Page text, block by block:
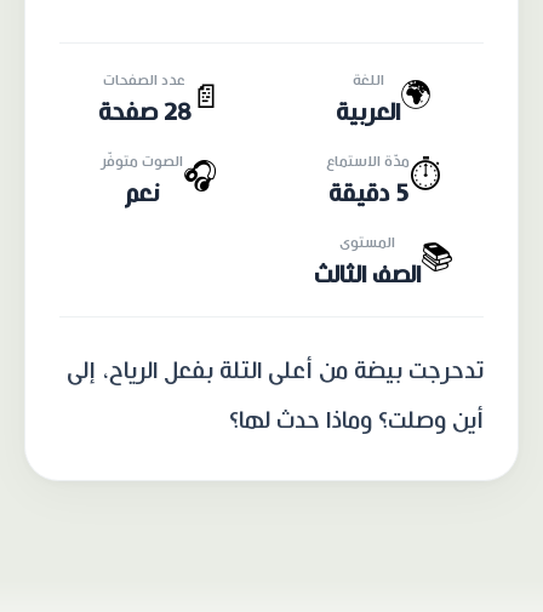
🌍 اللغة
العربية 📄
عدد الصفحات
28 صفحة
⏱️مدّة الاستماع
5 دقيقة
🎧الصوت متوفّر
نعم
📚 المستوى
الصف الثالث
تدحرجت بيضة من أعلى التلة بفعل الرياح، إلى
أين وصلت؟ وماذا حدث لها؟